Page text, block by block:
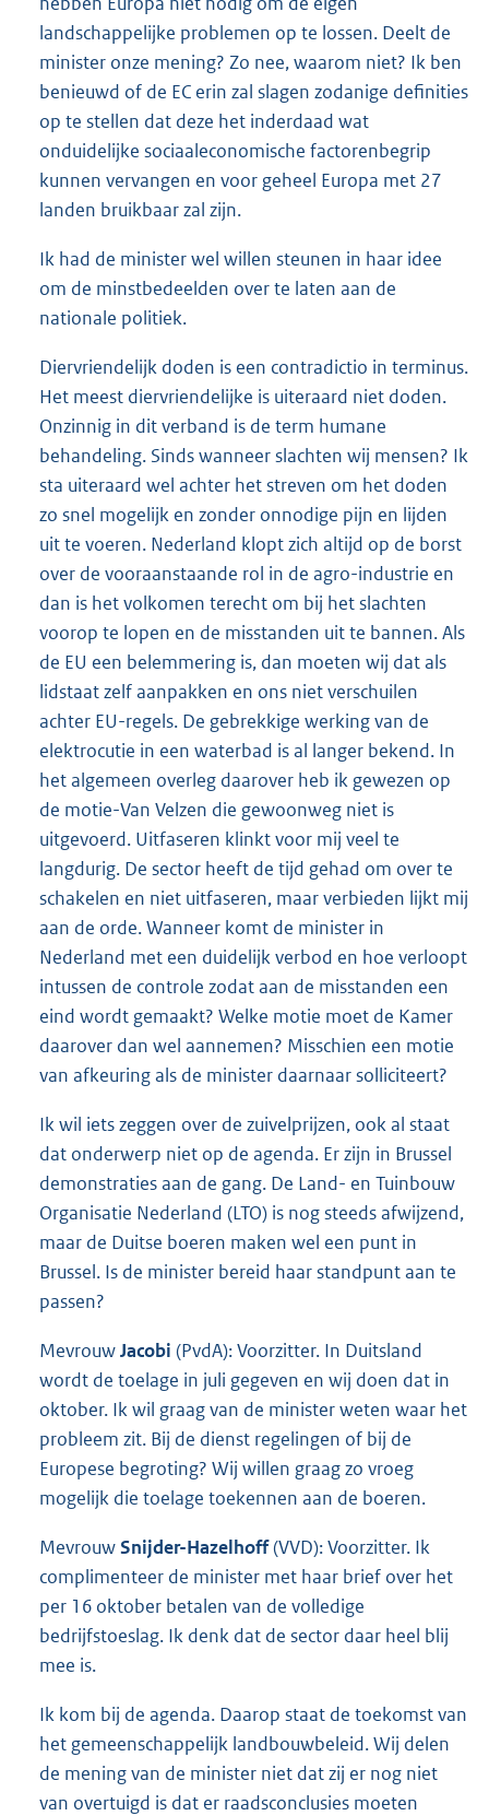
landschappelijke problemen op te lossen. Deelt de
minister onze mening? Zo nee, waarom niet? Ik ben
benieuwd of de EC erin zal slagen zodanige definities
op te stellen dat deze het inderdaad wat
onduidelijke sociaaleconomische factorenbegrip
kunnen vervangen en voor geheel Europa met 27
landen bruikbaar zal zijn.
Ik had de minister wel willen steunen in haar idee
om de minstbedeelden over te laten aan de
nationale politiek.
Diervriendelijk doden is een contradictio in terminus.
Het meest diervriendelijke is uiteraard niet doden.
Onzinnig in dit verband is de term humane
behandeling. Sinds wanneer slachten wij mensen? Ik
sta uiteraard wel achter het streven om het doden
zo snel mogelijk en zonder onnodige pijn en lijden
uit te voeren. Nederland klopt zich altijd op de borst
over de vooraanstaande rol in de agro-industrie en
dan is het volkomen terecht om bij het slachten
voorop te lopen en de misstanden uit te bannen. Als
de EU een belemmering is, dan moeten wij dat als
lidstaat zelf aanpakken en ons niet verschuilen
achter EU-regels. De gebrekkige werking van de
elektrocutie in een waterbad is al langer bekend. In
het algemeen overleg daarover heb ik gewezen op
de motie-Van Velzen die gewoonweg niet is
uitgevoerd. Uitfaseren klinkt voor mij veel te
langdurig. De sector heeft de tijd gehad om over te
schakelen en niet uitfaseren, maar verbieden lijkt mij
aan de orde. Wanneer komt de minister in
Nederland met een duidelijk verbod en hoe verloopt
intussen de controle zodat aan de misstanden een
eind wordt gemaakt? Welke motie moet de Kamer
daarover dan wel aannemen? Misschien een motie
van afkeuring als de minister daarnaar solliciteert?
Ik wil iets zeggen over de zuivelprijzen, ook al staat
dat onderwerp niet op de agenda. Er zijn in Brussel
demonstraties aan de gang. De Land- en Tuinbouw
Organisatie Nederland (LTO) is nog steeds afwijzend,
maar de Duitse boeren maken wel een punt in
Brussel. Is de minister bereid haar standpunt aan te
passen?
MevrouwJacobi (PvdA): Voorzitter. In Duitsland
wordt de toelage in juli gegeven en wij doen dat in
oktober. Ik wil graag van de minister weten waar het
probleem zit. Bij de dienst regelingen of bij de
Europese begroting? Wij willen graag zo vroeg
mogelijk die toelage toekennen aan de boeren.
MevrouwSnijder-Hazelhoff(VVD): Voorzitter. Ik
complimenteer de minister met haar brief over het
per 16 oktober betalen van de volledige
bedrijfstoeslag. Ik denk dat de sector daar heel blij
mee is.
Ik kom bij de agenda. Daarop staat de toekomst van
het gemeenschappelijk landbouwbeleid. Wij delen
de mening van de minister niet dat zij er nog niet
van overtuigd is dat er raadsconclusies moeten